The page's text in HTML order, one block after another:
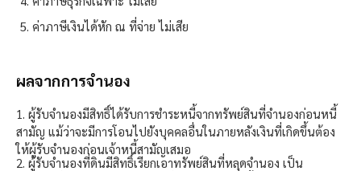
ค่าภาษีเงินได้หัก ณ ที่จ่าย ไม่เสีย
ผลจากการจำนอง​
1. ผู้รับจำนองมีสิทธิ์ได้รับการชำระหนี้จากทรัพย์สินที่จำนองก่อนหนี้
สามัญ แม้ว่าจะมีการโอนไปยังบุคคลอื่นในภายหลังเงินที่เกิดขึ้นต้อง
ให้ผู้รับจำนองก่อนเจ้าหนี้สามัญเสมอ
2. ผู้รับจำนองที่ดินมีสิทธิ์เรียกเอาทรัพย์สินที่หลุดจำนอง เป็น